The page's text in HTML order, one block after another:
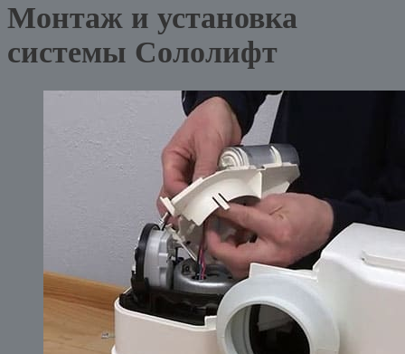
Монтаж и установка
системы Сололифт